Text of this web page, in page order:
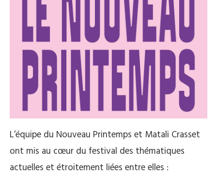
L’équipe du Nouveau Printemps et Matali Crasset
ont mis au cœur du festival des thématiques
actuelles et étroitement liées entre elles :